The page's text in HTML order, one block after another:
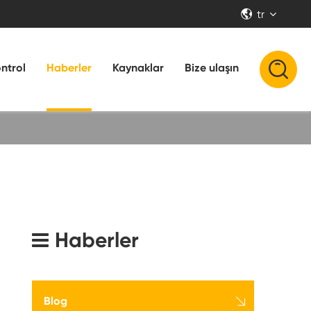
 tr
Haberler Kaynaklar Bize ulaşın 
Haberler
Blog 